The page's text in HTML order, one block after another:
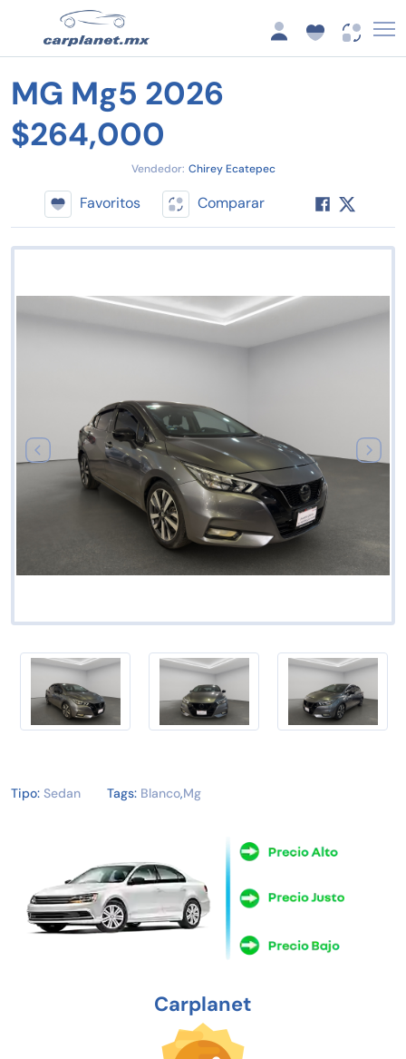
MG Mg5 2026
$264,000
Vendedor: Chirey Ecatepec
Favoritos Comparar
Tipo: Sedan Tags: Blanco,Mg
Carplanet